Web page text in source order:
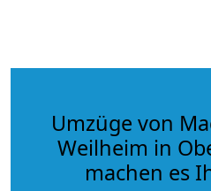
Umzüge von
Weilheim in
machen es